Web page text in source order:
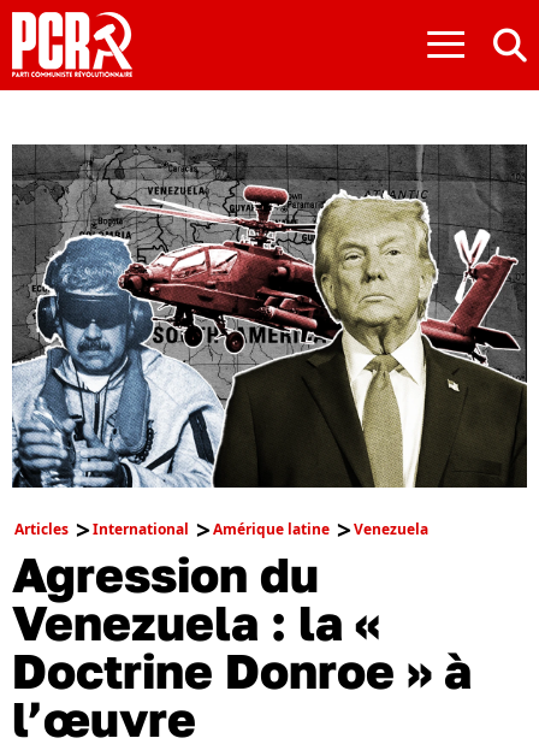
≡
Articles International Amérique latine Venezuela
Agression du
Venezuela : la «
Doctrine Donroe » à
l’œuvre